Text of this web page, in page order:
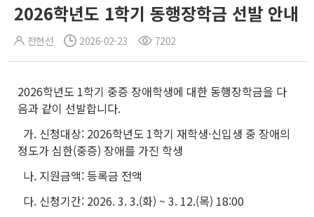
2026학년도 1학기 동행장학금 선발 안내
전현선 2026-02-23 7202
2026학년도 1학기 중증 장애학생에 대한 동행장학금을 다
음과 같이 선발합니다.
가. 신청대상: 2026학년도 1학기 재학생·신입생 중 장애의
정도가 심한(중증) 장애를 가진 학생
나. 지원금액: 등록금 전액
다. 신청기간: 2026. 3. 3.(화) ~ 3. 12.(목) 18:00